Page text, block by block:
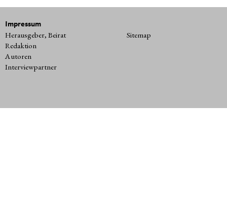
Impressum
Herausgeber, Beirat
Redaktion
Autoren
Interviewpartner
Sitemap